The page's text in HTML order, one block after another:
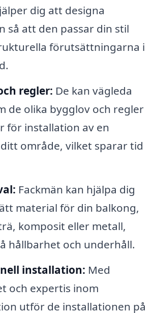
dig att designa
så att den passar din stil
förutsättningarna i
regler: De kan vägleda
de olika bygglov och regler
för installation av en
område, vilket sparar tid
Fackmän kan hjälpa dig
material för din balkong,
komposit eller metall,
hållbarhet och underhåll.
installation: Med
och expertis inom
utför de installationen på